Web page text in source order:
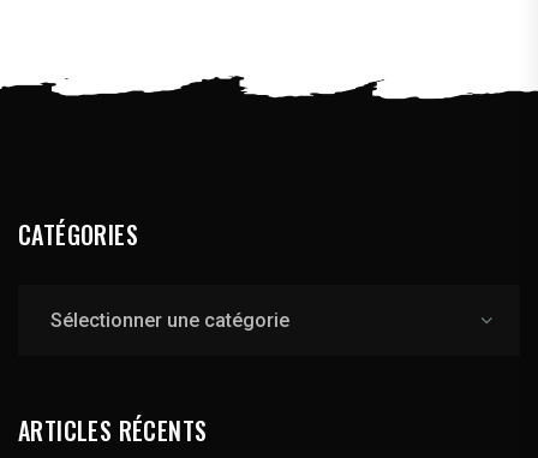
CATÉGORIES
ARTICLES RÉCENTS